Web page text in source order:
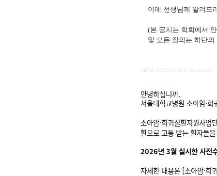
이에 선생님께 알려드
(본 공지는 학회에서
및 모든 질의는 하단
안녕하십니까.
서울대학교병원 소아암·희
소아암·희귀질환지원사업
환으로 고통 받는 환자들
2026년 3월 실시한 사전
자세한 내용은 [소아암·